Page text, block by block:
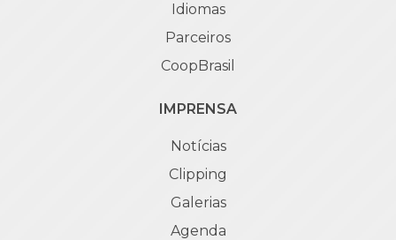
Idiomas
Parceiros
CoopBrasil
IMPRENSA
Notícias
Clipping
Galerias
Agenda